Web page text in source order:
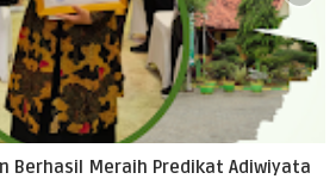
Berhasil Meraih Predikat Adiwiyata